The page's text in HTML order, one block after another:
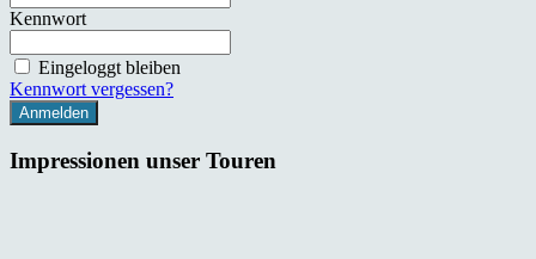
Kennwort
Eingeloggt bleiben
Kennwort vergessen?
Impressionen unser Touren